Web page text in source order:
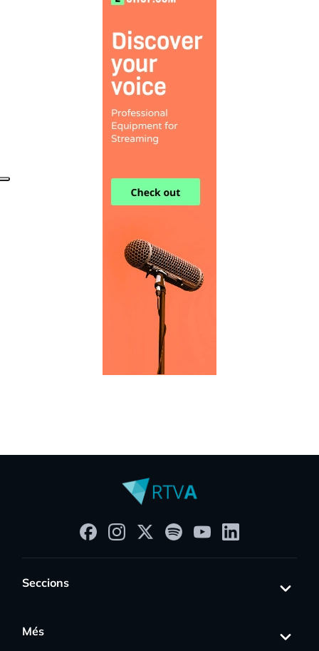
Seccions
Més